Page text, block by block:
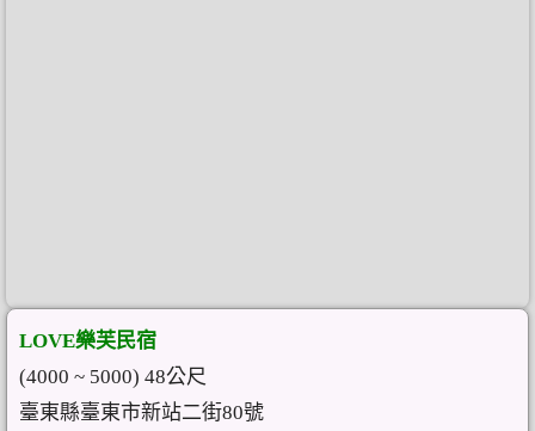
LOVE樂芙民宿
(4000 ~ 5000) 48公尺
臺東縣臺東市新站二街80號